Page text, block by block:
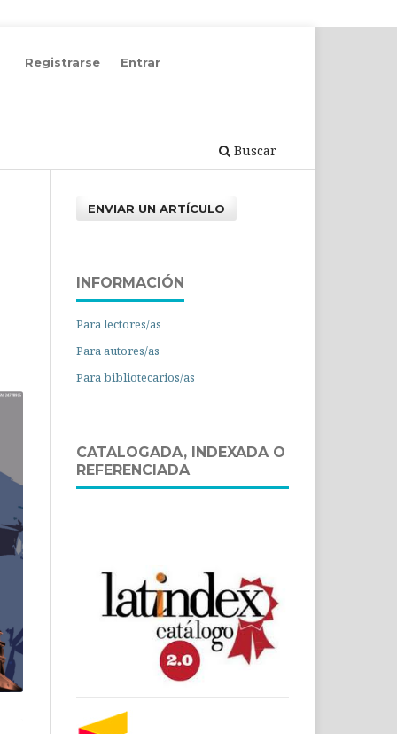
Buscar
Registrarse Entrar
ENVIAR UN ARTÍCULO
INFORMACIÓN
Para lectores/as
Para autores/as
Para bibliotecarios/as
CATALOGADA, INDEXADA O
REFERENCIADA